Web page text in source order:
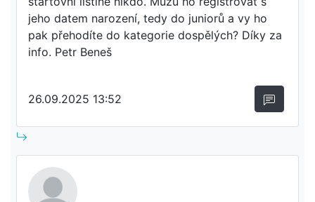
jeho datem narození, tedy do juniorů a vy ho
pak přehodíte do kategorie dospělých? Díky za
info. Petr Beneš
26.09.2025 13:52